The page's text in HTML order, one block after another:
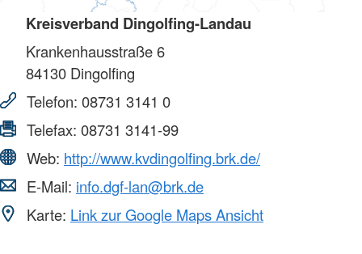
Kreisverband Dingolfing-Landau
Krankenhausstraße 6
84130 Dingolfing
Telefon: 08731 3141 0
Telefax: 08731 3141-99
Web: http://www.kvdingolfing.brk.de/
E-Mail: info.dgf-lan@brk.de
Karte: Link zur Google Maps Ansicht